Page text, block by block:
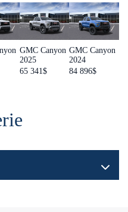
GMC Canyon
2025
65 341$
GMC Canyon
2024
84 896$